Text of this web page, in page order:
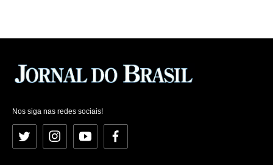
Nos siga nas redes sociais!
Twitter InstagramYouTubeFacebook